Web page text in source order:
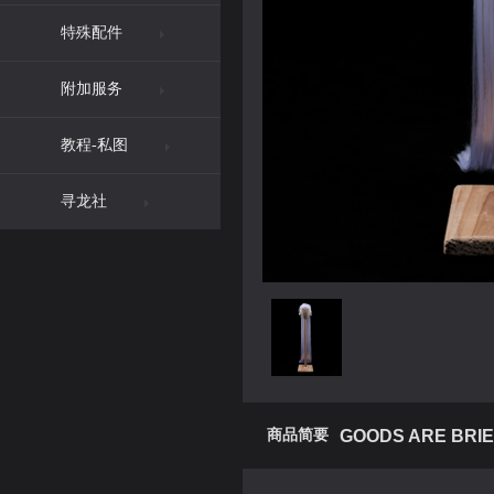
特殊配件
附加服务
教程-私图
寻龙社
商品简要 GOODS ARE